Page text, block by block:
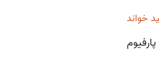
خواند